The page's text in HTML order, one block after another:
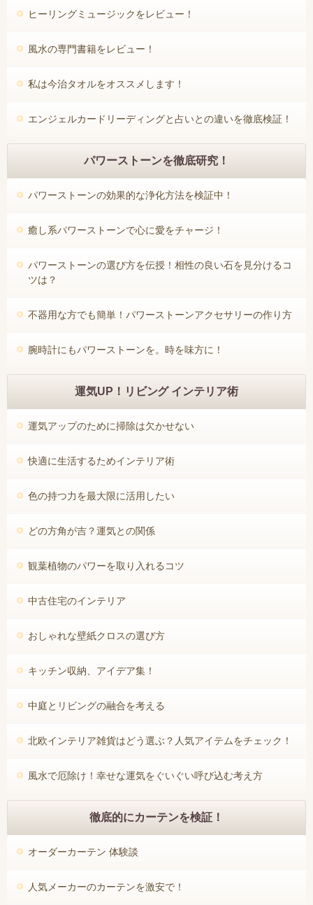
ヒーリングミュージックをレビュー！
風水の専門書籍をレビュー！
私は今治タオルをオススメします！
エンジェルカードリーディングと占いとの違いを徹底検証！
パワーストーンを徹底研究！
パワーストーンの効果的な浄化方法を検証中！
癒し系パワーストーンで心に愛をチャージ！
パワーストーンの選び方を伝授！相性の良い石を見分けるコ
ツは？
不器用な方でも簡単！パワーストーンアクセサリーの作り方
腕時計にもパワーストーンを。時を味方に！
運気UP！リビング インテリア術
運気アップのために掃除は欠かせない
快適に生活するためインテリア術
色の持つ力を最大限に活用したい
どの方角が吉？運気との関係
観葉植物のパワーを取り入れるコツ
中古住宅のインテリア
おしゃれな壁紙クロスの選び方
キッチン収納、アイデア集！
中庭とリビングの融合を考える
北欧インテリア雑貨はどう選ぶ？人気アイテムをチェック！
風水で厄除け！幸せな運気をぐいぐい呼び込む考え方
徹底的にカーテンを検証！
オーダーカーテン 体験談
人気メーカーのカーテンを激安で！